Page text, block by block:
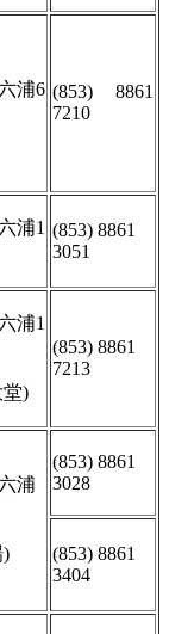
浦6 (853) 8861
7210
浦1 (853) 8861
3051
浦1
)
(853) 8861
7213
浦
)
(853) 8861
3028
(853) 8861
3404